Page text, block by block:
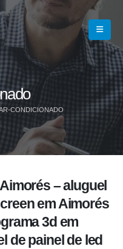
CONDICIONADO
– aluguel
em Aimorés
3d em
de painel de led